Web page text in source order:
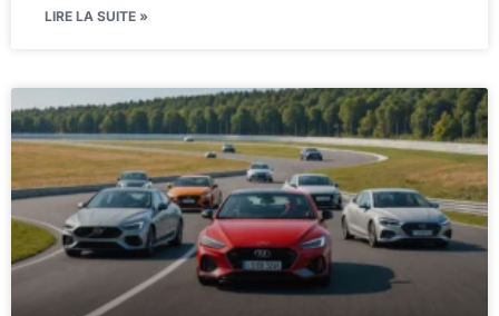
LIRE LA SUITE »